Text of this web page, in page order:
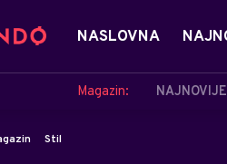
NASLOVNA
Magazin: NAJNOVIJE
Stil